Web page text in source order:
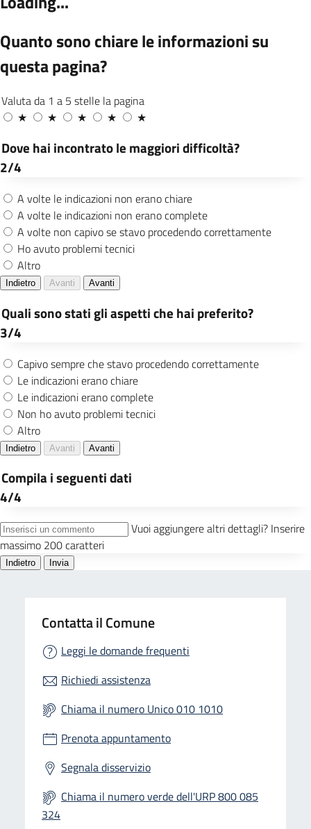
Contatta il Comune
Leggi le domande frequenti
Richiedi assistenza
Chiama il numero Unico 010 1010
Prenota appuntamento
Segnala disservizio
Chiama il numero verde dell'URP 800 085
324